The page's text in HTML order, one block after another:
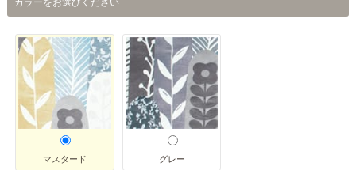
マスタード グレー